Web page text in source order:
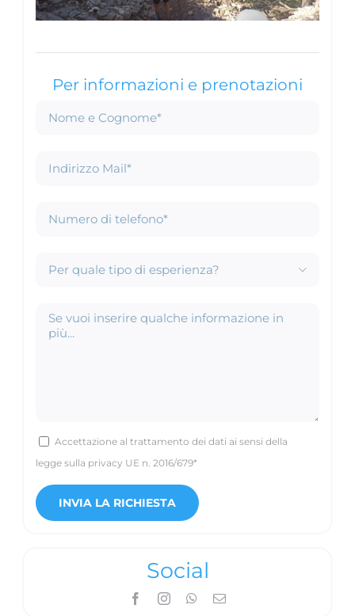
Per informazioni e prenotazioni

Accettazione al trattamento dei dati ai sensi della
legge sulla privacy UE n. 2016/679*
Social